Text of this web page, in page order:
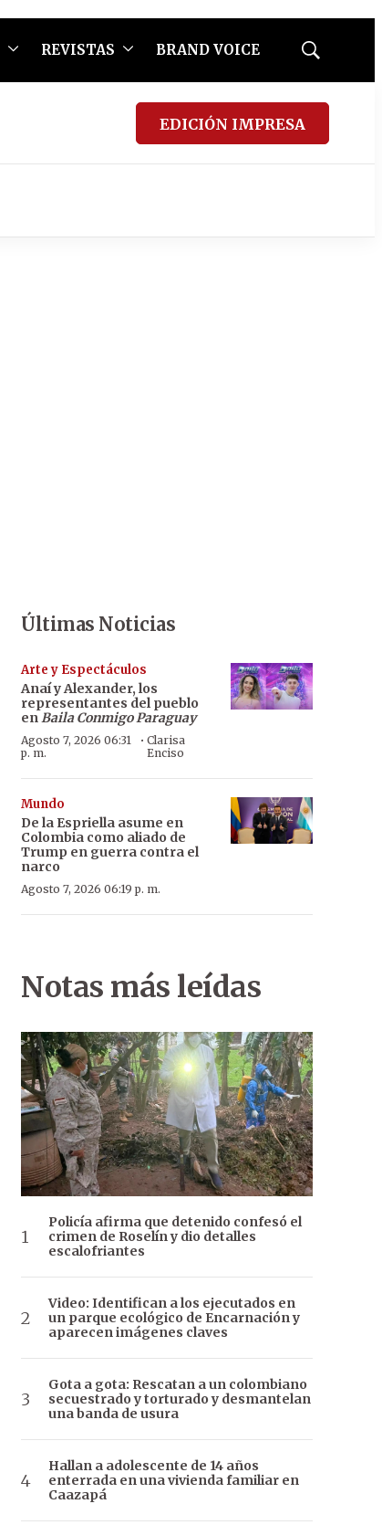
REVISTAS BRAND VOICE
Mostrar
EDICIÓN IMPRESA
Últimas Noticias
Arte y Espectáculos
Anaí y Alexander, los
representantes del pueblo
enBaila Conmigo Paraguay
Agosto 7, 2026 06:31
p. m.
· Clarisa
Enciso
Mundo
De la Espriella asume en
Colombia como aliado de
Trump en guerra contra el
narco
Agosto 7, 2026 06:19 p. m.
Notas más leídas
Policía afirma que detenido confesó el
crimen de Roselín y dio detalles
escalofriantes
Video: Identifican a los ejecutados en
un parque ecológico de Encarnación y
aparecen imágenes claves
Gota a gota: Rescatan a un colombiano
secuestrado y torturado y desmantelan
una banda de usura
Hallan a adolescente de 14 años
enterrada en una vivienda familiar en
Caazapá